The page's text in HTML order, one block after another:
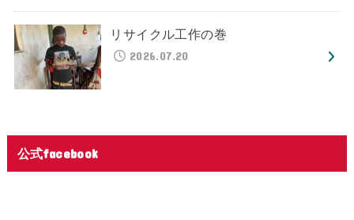
リサイクル工作の巻
2026.07.20
公式facebook